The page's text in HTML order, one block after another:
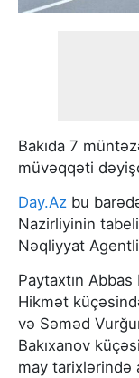
Bakıda 7
müvəqqəti
Day.Az bu
Nazirliyinin
Nəqliyyat
Paytaxtın
Hikmət
və Səməd
Bakıxanov
may tarixlərində